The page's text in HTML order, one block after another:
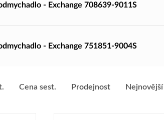
- Exchange 708639-9011S
- Exchange 751851-9004S
Cena sest. Prodejnost Nejnovější